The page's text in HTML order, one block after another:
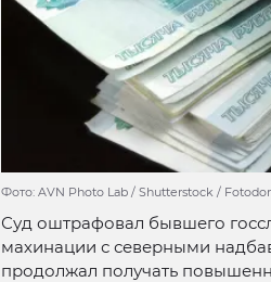
Фото: AVN Photo Lab / Shutterstock /
Суд оштрафовал бывшего
махинации с северными
продолжал получать